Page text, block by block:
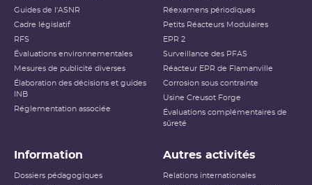
Guides de l'ASNR
Cadre législatif
RFS
Évaluations environnementales
Mesures de publicité diverses
Élaboration des décisions et guides
INB
Réglementation associée
Réexamens périodiques
Petits Réacteurs Modulaires
EPR 2
Surveillance des PFAS
Réacteur EPR de Flamanville
Corrosion sous contrainte
Usine Creusot Forge
Évaluations complémentaires de
sûreté
Information
Dossiers pédagogiques
Autres activités
Relations internationales